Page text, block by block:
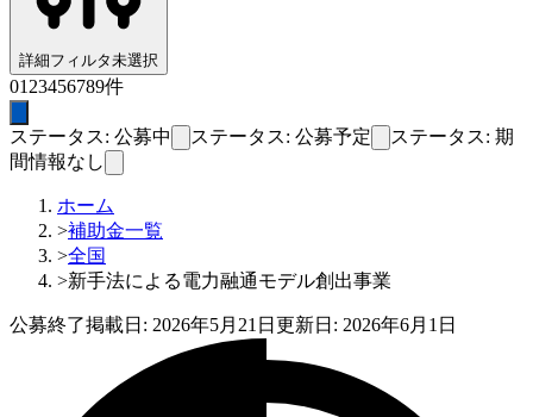
詳細フィルタ未選択
01 23456789件
ステータス: 公募中 ステータス: 公募予定
ステータス: 期
間情報なし
ホーム
>補助金一覧
>全国
>新手法による電力融通モデル創出事業
公募終了掲載日: 2026年5月21日 更新日: 2026年6月1日